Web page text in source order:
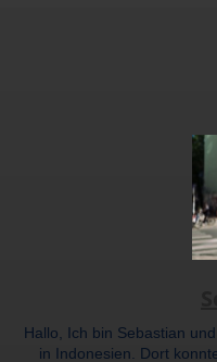
Hallo, Ich bin Sebastian
in Indonesien. Dort